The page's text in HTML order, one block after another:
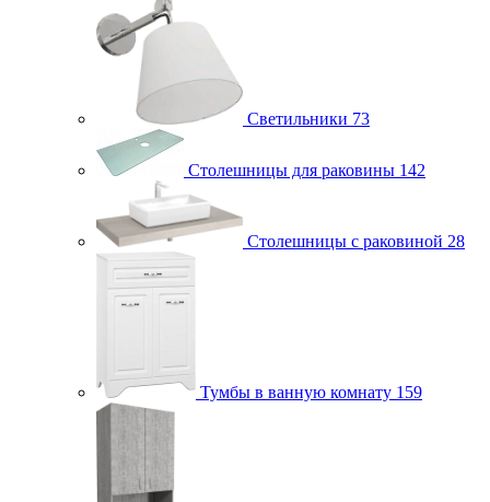
Светильники 73
Столешницы для раковины 142
Столешницы с раковиной 28
Тумбы в ванную комнату 159